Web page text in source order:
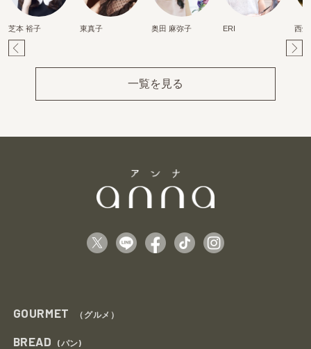
芝本 裕子 東真子 奥田 麻弥子 ERI 西畑
一覧を見る
GOURMET （グルメ）
BREAD (パン)